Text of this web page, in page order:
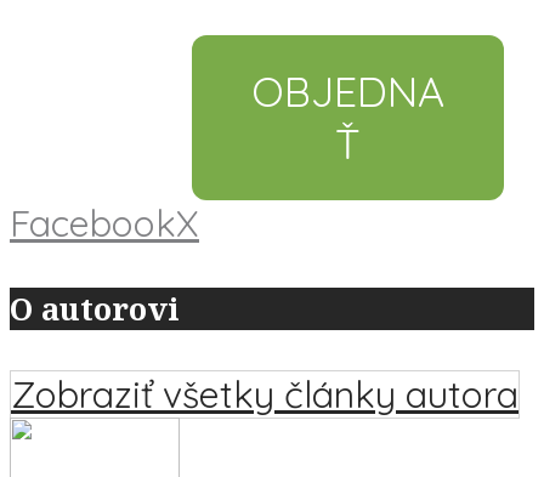
OBJEDNA
Ť
FacebookX
O autorovi
Zobraziť všetky články autora